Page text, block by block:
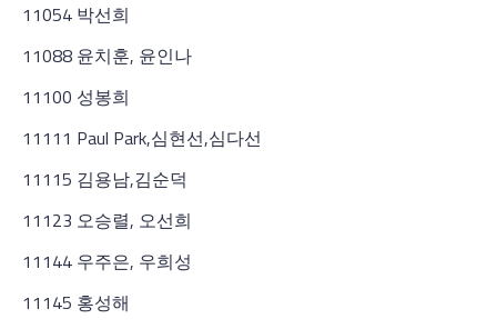
11054 박선희
11088 윤치훈, 윤인나
11100 성봉희
11111 Paul Park,심현선,심다선
11115 김용남,김순덕
11123 오승렬, 오선희
11144 우주은, 우희성
11145 홍성해